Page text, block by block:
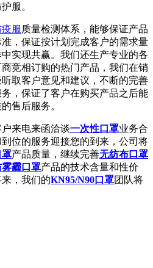
服。
服 质量检测体系，能够保证产品
，保证按计划完成客户的需求量
实现共赢。我们还生产专业的各
商竞相订购的热门产品，我们在销
取客户意见和建议，不断的完善
，保证了客户在购买产品之后能
售后服务。
来电来函洽谈一次性口罩业务合
位的服务迎接您的到来，公司将
罩产品质量，继续完善无纺布口罩
雾霾口罩产品的技术含量和性价
，我们的KN95/N90口罩团队将